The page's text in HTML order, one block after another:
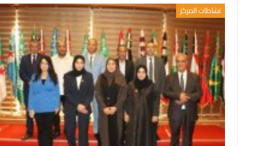
نشاطات المركز